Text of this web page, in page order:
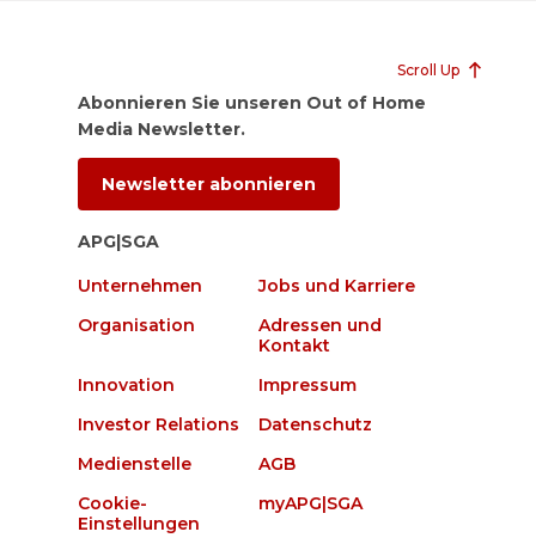
Scroll Up
Abonnieren Sie unseren Out of Home
Media Newsletter.
Newsletter abonnieren
APG|SGA
Unternehmen
Jobs und Karriere
Organisation
Adressen und
Kontakt
Innovation
Impressum
Investor Relations
Datenschutz
Medienstelle
AGB
Cookie-
Einstellungen
myAPG|SGA